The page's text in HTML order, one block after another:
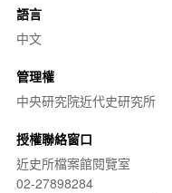
語言
中文
管理權
中央研究院近代史研究所
授權聯絡窗口
近史所檔案館閱覽室
02-27898284